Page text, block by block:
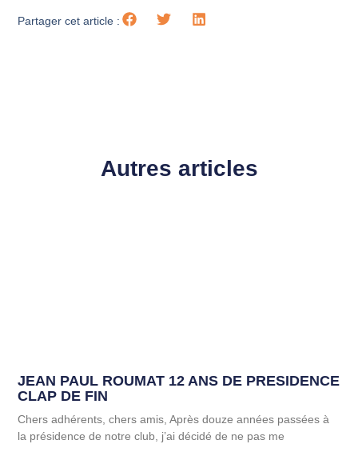
Partager cet article :
Autres articles
JEAN PAUL ROUMAT 12 ANS DE PRESIDENCE
CLAP DE FIN
Chers adhérents, chers amis, Après douze années passées à
la présidence de notre club, j’ai décidé de ne pas me